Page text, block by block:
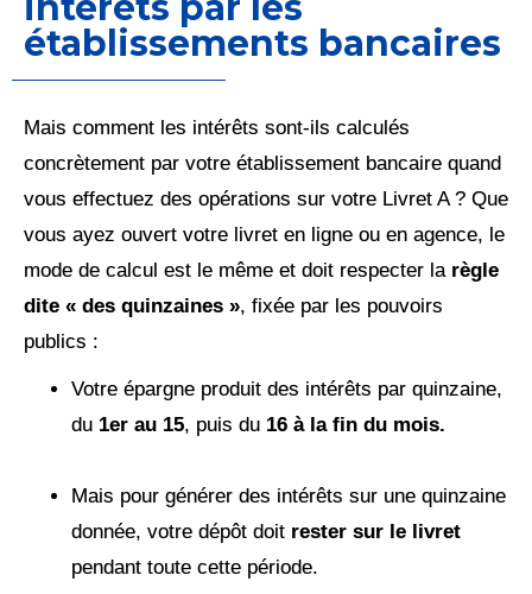
établissements bancaires
Mais comment les intérêts sont-ils calculés
concrètement par votre établissement bancaire quand
vous effectuez des opérations sur votre Livret A ? Que
vous ayez ouvert votre livret en ligne ou en agence, le
mode de calcul est le même et doit respecter la règle
dite « des quinzaines », fixée par les pouvoirs
publics :
Votre épargne produit des intérêts par quinzaine,
du 1er au 15, puis du 16 à la fin du mois.
Mais pour générer des intérêts sur une quinzaine
donnée, votre dépôt doit rester sur le livret
pendant toute cette période.